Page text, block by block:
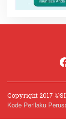
Copyright 2017
Kode Perilaku